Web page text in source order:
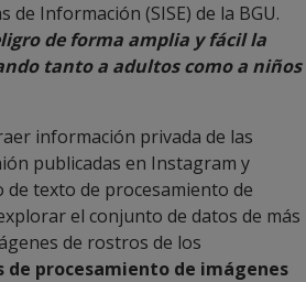
Información (SISE) de la BGU.
de forma amplia y fácil la
tanto a adultos como a niños
información privada de las
publicadas en Instagram y
texto de procesamiento de
el conjunto de datos de más
de rostros de los
procesamiento de imágenes